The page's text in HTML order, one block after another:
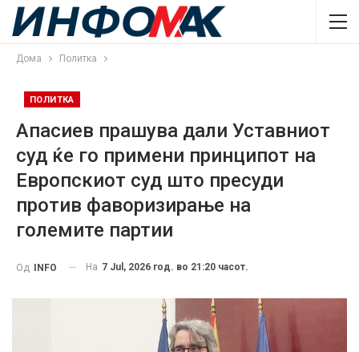
Дома Политка
ПОЛИТКА
Апасиев прашува дали Уставниот
суд ќе го примени принципот на
Европскиот суд што пресуди
против фаворизирање на
големите партии
Од INFO На 7 Jul, 2026 год. во 21:20 часот.